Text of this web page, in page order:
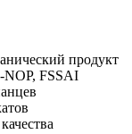
продукт
NOP, FSSAI